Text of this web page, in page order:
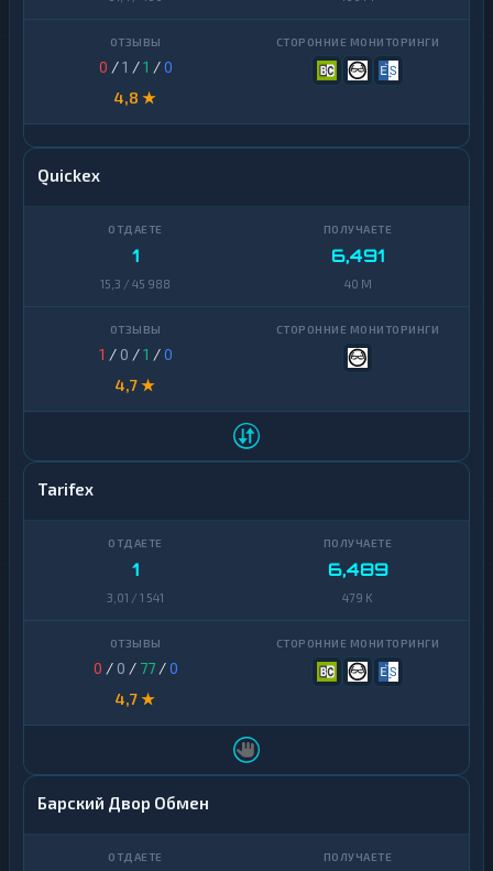
0 /1 /1 /0
4,8 ★
Quickex
1
15,3 / 45 988
6,491
40 M
1 / 0 /1 /0
4,7 ★
Tarifex
1
3,01 / 1 541
6,489
479 K
0 / 0 / 77/0
4,7 ★
Барский Двор Обмен